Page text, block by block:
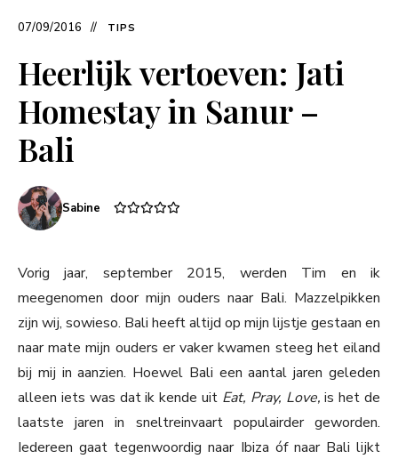
07/09/2016 TIPS
Heerlijk vertoeven: Jati
Homestay in Sanur –
Bali
Sabine
Vorig jaar, september 2015, werden Tim en ik
meegenomen door mijn ouders naar Bali. Mazzelpikken
zijn wij, sowieso. Bali heeft altijd op mijn lijstje gestaan en
naar mate mijn ouders er vaker kwamen steeg het eiland
bij mij in aanzien. Hoewel Bali een aantal jaren geleden
alleen iets was dat ik kende uit Eat, Pray, Love,is het de
laatste jaren in sneltreinvaart populairder geworden.
Iedereen gaat tegenwoordig naar Ibiza óf naar Bali lijkt